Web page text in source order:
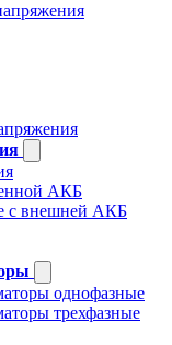
АКБ
с внешней АКБ
однофазные
трехфазные